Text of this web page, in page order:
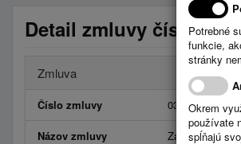
Detail zmluvy číslo
Zmluva
Číslo zmluvy 034/2026
Názov zmluvy Zaradenie
Potrebné
funkcie,
stránky
Okrem
používate
spĺňajú